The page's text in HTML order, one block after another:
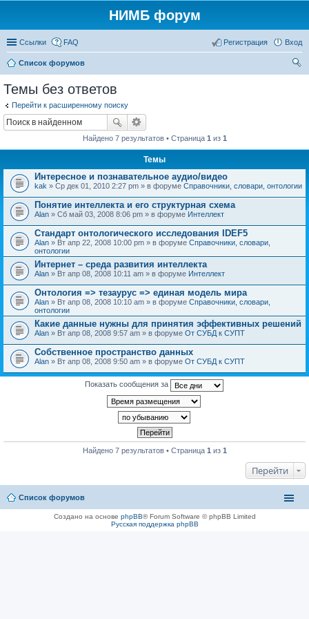
НИМБ форум
Ссылки FAQ Вход
Регистрация
Список форумов
Темы без ответов
Перейти к расширенному поиску
Найдено 7 результатов • Страница 1 из 1
Темы
Интересное и познавательное аудио/видео
kak » Ср дек 01, 2010 2:27 pm » в форуме Справочники, словари, онтологии
Понятие интеллекта и его структурная схема
Alan » Сб май 03, 2008 8:06 pm » в форуме Интеллект
Стандарт онтологического исследования IDEF5
Alan » Вт апр 22, 2008 10:00 pm » в форуме Справочники, словари,
онтологии
Интернет – среда развития интеллекта
Alan » Вт апр 08, 2008 10:11 am » в форуме Интеллект
Онтология => тезаурус => единая модель мира
Alan » Вт апр 08, 2008 10:10 am » в форуме Справочники, словари,
онтологии
Какие данные нужны для принятия эффективных решений
Alan » Вт апр 08, 2008 9:57 am » в форуме От СУБД к СУПТ
Собственное пространство данных
Alan » Вт апр 08, 2008 9:50 am » в форуме От СУБД к СУПТ
Показать сообщения за
Найдено 7 результатов • Страница 1 из 1
Перейти
Список форумов
Создано на основе phpBB® Forum Software © phpBB Limited
Русская поддержка phpBB